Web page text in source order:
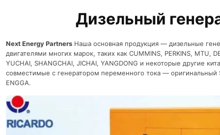
Дизельный
Next Energy Partners Наша основная продукция — дизельные
двигателями многих марок, таких как CUMMINS, PERKINS, MTU,
YUCHAI, SHANGCHAI, JICHAI, YANGDONG и некоторые другие
совместимые с генератором переменного тока — оригинальный
ENGGA.